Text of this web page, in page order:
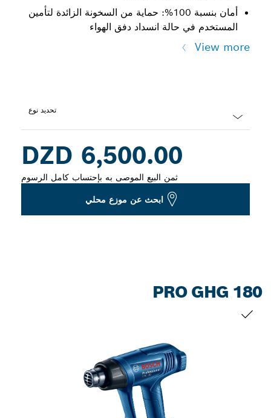
أمان بنسبة 100%: حماية من السخونة الزائدة لتأمين
المستخدم في حالة انسداد دفق الهواء
View more
تحديد نوع
6,500.00 DZD
ثمن البيع الموصى به بإحتساب كامل الرسوم
ابحث عن موزع محلي
PRO GHG 180